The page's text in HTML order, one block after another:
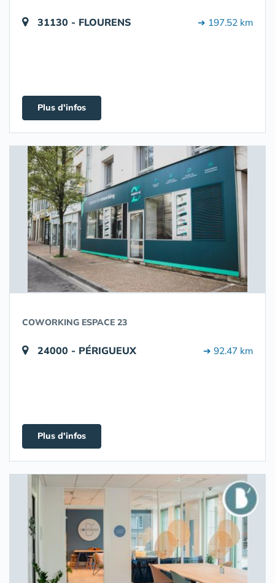
31130 - FLOURENS ➔ 197.52 km
Plus d'infos
COWORKING ESPACE 23
24000 - PÉRIGUEUX ➔ 92.47 km
Plus d'infos